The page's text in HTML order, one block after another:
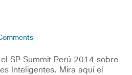
SP Summit Perú 2014 sobre
Inteligentes. Mira aquí el